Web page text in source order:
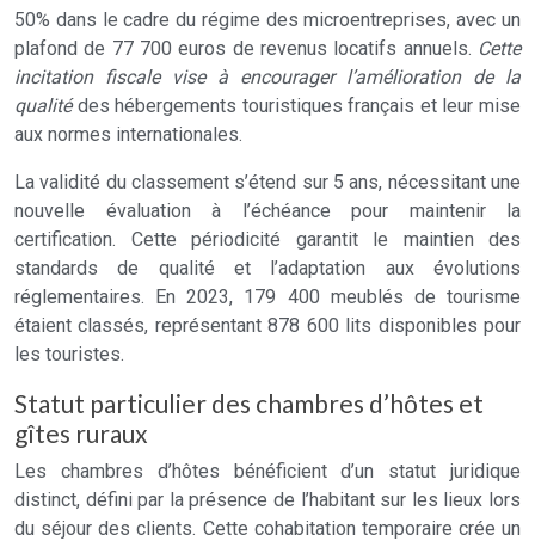
50% dans le cadre du régime des microentreprises, avec un
plafond de 77 700 euros de revenus locatifs annuels. Cette
incitation fiscale vise à encourager l’amélioration de la
qualitédes hébergements touristiques français et leur mise
aux normes internationales.
La validité du classement s’étend sur 5 ans, nécessitant une
nouvelle évaluation à l’échéance pour maintenir la
certification. Cette périodicité garantit le maintien des
standards de qualité et l’adaptation aux évolutions
réglementaires. En 2023, 179 400 meublés de tourisme
étaient classés, représentant 878 600 lits disponibles pour
les touristes.
Statut particulier des chambres d’hôtes et
gîtes ruraux
Les chambres d’hôtes bénéficient d’un statut juridique
distinct, défini par la présence de l’habitant sur les lieux lors
du séjour des clients. Cette cohabitation temporaire crée un